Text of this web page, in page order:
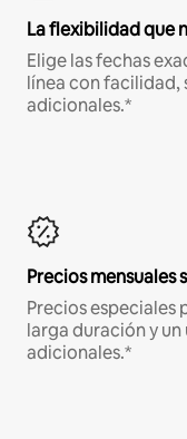
La flexibilidad que
Elige las fechas
línea con facilidad,
adicionales.*
Precios mensuales
Precios especiales
larga duración y
adicionales.*